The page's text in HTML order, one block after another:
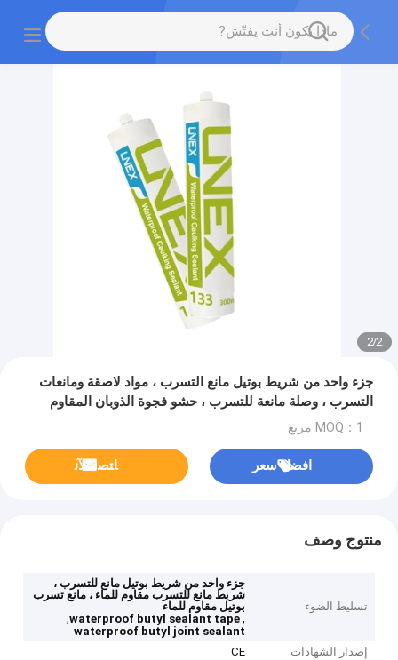
2
/
2
جزء واحد من شريط بوتيل مانع التسرب ، مواد لاصقة ومانعات
التسرب ، وصلة مانعة للتسرب ، حشو فجوة الذوبان المقاوم
للماء ، السد
MOQ：1 مربع
افضل سعر ﺎﺘﺼﻟ ﺍﻶﻧ
منتوج وصف
تسليط الضوء
جزء واحد من شريط بوتيل مانع للتسرب ،
شريط مانع للتسرب مقاوم للماء ، مانع تسرب
بوتيل مقاوم للماء
,
waterproof butyl sealant tape
,
waterproof butyl joint sealant
إصدار الشهادات
CE